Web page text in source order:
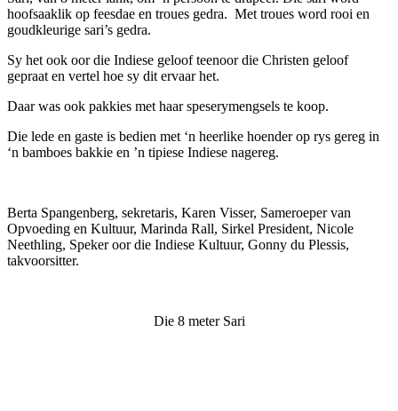
hoofsaaklik op feesdae en troues gedra. Met troues word rooi en
goudkleurige sari’s gedra.
Sy het ook oor die Indiese geloof teenoor die Christen geloof
gepraat en vertel hoe sy dit ervaar het.
Daar was ook pakkies met haar speserymengsels te koop.
Die lede en gaste is bedien met ‘n heerlike hoender op rys gereg in
‘n bamboes bakkie en ’n tipiese Indiese nagereg.
Berta Spangenberg, sekretaris, Karen Visser, Sameroeper van
Opvoeding en Kultuur, Marinda Rall, Sirkel President, Nicole
Neethling, Speker oor die Indiese Kultuur, Gonny du Plessis,
takvoorsitter.
Die 8 meter Sari